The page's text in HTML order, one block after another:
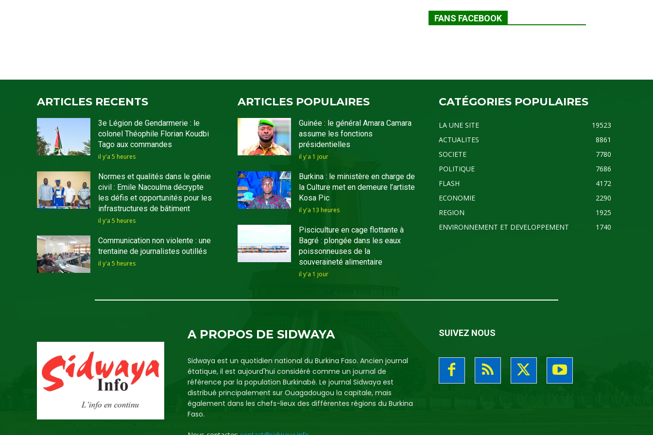
FANS FACEBOOK
ARTICLES RECENTS
3e Légion de Gendarmerie : le
colonel Théophile Florian Koudbi
Tago aux commandes
il y'a 5 heures
Normes et qualités dans le génie
civil : Emile Nacoulma décrypte
les défis et opportunités pour les
infrastructures de bâtiment
il y'a 5 heures
Communication non violente : une
trentaine de journalistes outillés
il y'a 5 heures
ARTICLES POPULAIRES
Guinée : le général Amara Camara
assume les fonctions
présidentielles
il y'a 1 jour
Burkina : le ministère en charge de
la Culture met en demeure l’artiste
Kosa Pic
il y'a 13 heures
Pisciculture en cage flottante à
Bagré : plongée dans les eaux
poissonneuses de la
souveraineté alimentaire
il y'a 1 jour
CATÉGORIES POPULAIRES
LA UNE SITE
19523
ACTUALITES
8861
SOCIETE
7780
POLITIQUE
7686
FLASH
4172
ECONOMIE
2290
REGION
1925
ENVIRONNEMENT ET DEVELOPPEMENT
1740
A PROPOS DE SIDWAYA
Sidwaya est un quotidien national du Burkina Faso. Ancien journal
étatique, il est aujourd'hui considéré comme un journal de
référence par la population Burkinabè. Le journal Sidwaya est
distribué principalement sur Ouagadougou la capitale, mais
également dans les chefs-lieux des différentes régions du Burkina
Faso.
SUIVEZ NOUS